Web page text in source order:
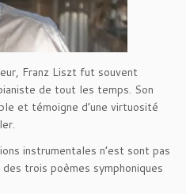
Franz Liszt fut souvent
de tout les temps. Son
et témoigne d’une virtuosité
instrumentales n’est sont pas
trois poèmes symphoniques